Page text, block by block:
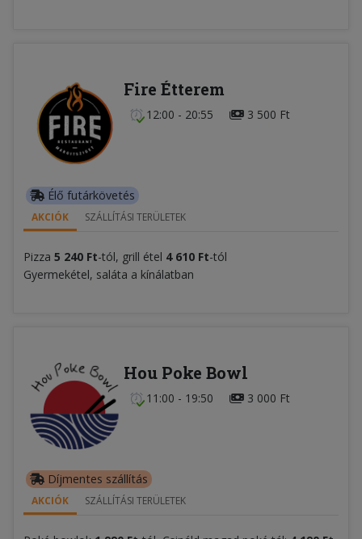
Fire Étterem
12:00 - 20:55 3 500 Ft
Élő futárkövetés
AKCIÓK SZÁLLÍTÁSI TERÜLETEK
Pizza 5 240 Ft-tól, grill étel 4 610 Ft-tól
Gyermekétel, saláta a kínálatban
Hou Poke Bowl
11:00 - 19:50 3 000 Ft
Díjmentes szállítás
AKCIÓK SZÁLLÍTÁSI TERÜLETEK